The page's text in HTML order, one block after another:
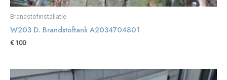
Brandstofinstallatie
W203 D. Brandstoftank A2034704801
€100